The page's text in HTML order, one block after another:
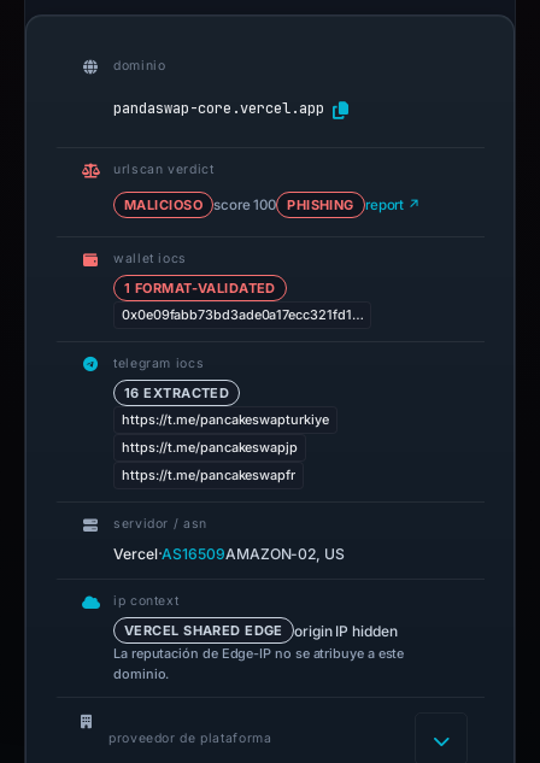
dominio
pandaswap-core.vercel.app
urlscan verdict
MALICIOSO score 100 PHISHING report ↗
wallet iocs
1 FORMAT-VALIDATED
0x0e09fabb73bd3ade0a17ecc321fd1…
telegram iocs
16 EXTRACTED
https://t.me/pancakeswapturkiye
https://t.me/pancakeswapjp
https://t.me/pancakeswapfr
servidor / asn
Vercel·AS16509AMAZON-02, US
ip context
VERCEL SHARED EDGE origin IP hidden
La reputación de Edge-IP no se atribuye a este
dominio.
proveedor de plataforma